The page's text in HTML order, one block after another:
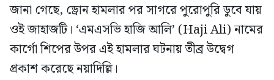
জানা গেছে, ড্রোন হামলার পর সাগরে পুরোপুরি ডুবে যায়
ওই জাহাজটি। ‘এমএসভি হাজি আলি’ (Haji Ali) নামের
কার্গো শিপের উপর এই হামলার ঘটনায় তীব্র উদ্বেগ
প্রকাশ করেছে নয়াদিল্লি।